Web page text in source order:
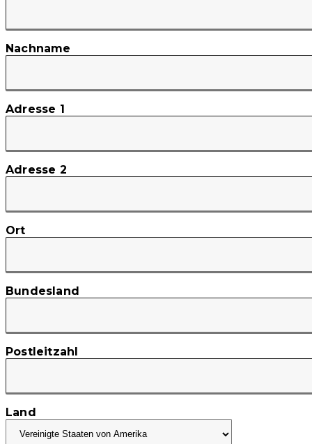
Nachname
Adresse 1
Adresse 2
Ort
Bundesland
Postleitzahl
Land